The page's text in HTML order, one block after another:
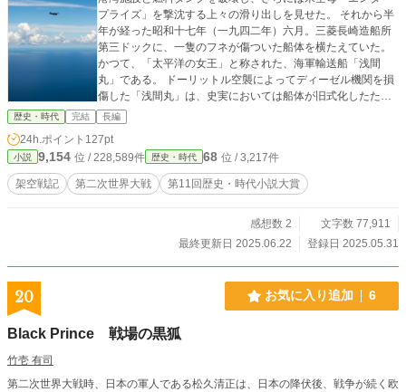
プライズ」を撃沈する上々の滑り出しを見せた。 それから半
年が経った昭和十七年（一九四二年）六月。三菱長崎造船所
第三ドックに、一隻のフネが傷ついた船体を横たえていた。
かつて、「太平洋の女王」と称された、海軍輸送船「浅間
丸」である。 ドーリットル空襲によってディーゼル機関を損
傷した「浅間丸」は、史実においては船体が旧式化したため
凍結された計画を復活させ、特設航空母艦として蘇ろうとし
ていたのだった。 ※過去作「炎立つ真珠湾」と世界観を共有
した内容となります。
歴史・時代 完結 長編
24h.ポイント 127pt
小説 9,154 位 / 228,589件 歴史・時代 68 位 / 3,217件
架空戦記 第二次世界大戦 第11回歴史・時代小説大賞
感想数 2
文字数 77,911
最終更新日 2025.06.22
登録日 2025.05.31
20 お気に入り追加 6
Black Prince 戦場の黒狐
竹壱 有司
第二次世界大戦時、日本の軍人である松久清正は、日本の降伏後、戦争が続く欧